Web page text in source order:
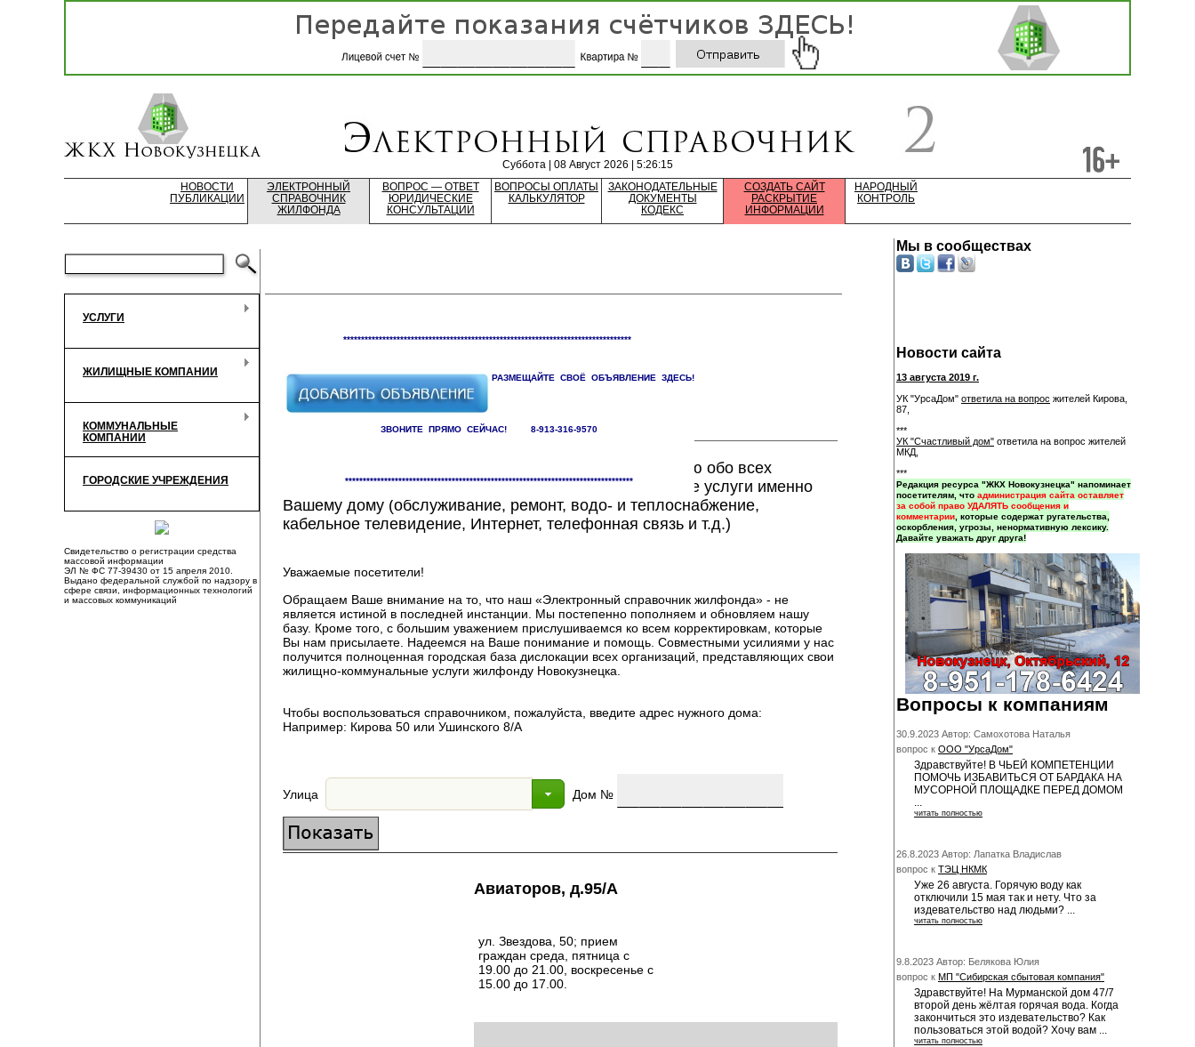
Суббота | 08 Август 2026 | 5:26:15
НОВОСТИ
ПУБЛИКАЦИИ
ЭЛЕКТРОННЫЙ
СПРАВОЧНИК
ЖИЛФОНДА
ВОПРОС — ОТВЕТ
ЮРИДИЧЕСКИЕ
КОНСУЛЬТАЦИИ
ВОПРОСЫ ОПЛАТЫ
КАЛЬКУЛЯТОР
ЗАКОНОДАТЕЛЬНЫЕ
ДОКУМЕНТЫ
КОДЕКС
СОЗДАТЬ САЙТ
РАСКРЫТИЕ
ИНФОРМАЦИИ
НАРОДНЫЙ
КОНТРОЛЬ
УСЛУГИ
ЖИЛИЩНЫЕ КОМПАНИИ
КОММУНАЛЬНЫЕ
КОМПАНИИ
ГОРОДСКИЕ УЧРЕЖДЕНИЯ
Свидетельство о регистрации средства
массовой информации
ЭЛ № ФС 77-39430 от 15 апреля 2010.
Выдано федеральной службой по надзору в
сфере связи, информационных технологий
и массовых коммуникаций
*********************************************************************************
РАЗМЕЩАЙТЕ СВОЁ ОБЪЯВЛЕНИЕ ЗДЕСЬ!
ЗВОНИТЕ ПРЯМО СЕЙЧАС! 8-913-316-9570
*********************************************************************************
Здесь Вы сможете найти исчерпывающую информацию обо всех
компаниях, предоставляющих жилищно-коммунальные услуги именно
Вашему дому (обслуживание, ремонт, водо- и теплоснабжение,
кабельное телевидение, Интернет, телефонная связь и т.д.)
Уважаемые посетители!
Обращаем Ваше внимание на то, что наш «Электронный справочник жилфонда» - не
является истиной в последней инстанции. Мы постепенно пополняем и обновляем нашу
базу. Кроме того, с большим уважением прислушиваемся ко всем корректировкам, которые
Вы нам присылаете. Надеемся на Ваше понимание и помощь. Совместными усилиями у нас
получится полноценная городская база дислокации всех организаций, представляющих свои
жилищно-коммунальные услуги жилфонду Новокузнецка.
Чтобы воспользоваться справочником, пожалуйста, введите адрес нужного дома:
Например: Кирова 50 или Ушинского 8/А
Улица Дом №
Авиаторов, д.95/А
ул. Звездова, 50; прием
граждан среда, пятница с
19.00 до 21.00, воскресенье с
15.00 до 17.00.
Мы в сообществах
Новости сайта
13 августа 2019 г.
УК "УрсаДом" ответила на вопрос жителей Кирова,
87,
***
УК "Счастливый дом" ответила на вопрос жителей
МКД,
***
Редакция ресурса "ЖКХ Новокузнецка" напоминает
посетителям, что администрация сайта оставляет
за собой право УДАЛЯТЬ сообщения и
комментарии , которые содержат ругательства,
оскорбления, угрозы, ненормативную лексику.
Давайте уважать друг друга!
Вопросы к компаниям
30.9.2023 Автор: Самохотова Наталья
вопрос к ООО "УрсаДом"
Здравствуйте! В ЧЬЕЙ КОМПЕТЕНЦИИ
ПОМОЧЬ ИЗБАВИТЬСЯ ОТ БАРДАКА НА
МУСОРНОЙ ПЛОЩАДКЕ ПЕРЕД ДОМОМ
...
читать полностью
26.8.2023 Автор: Лапатка Владислав
вопрос к ТЭЦ НКМК
Уже 26 августа. Горячую воду как
отключили 15 мая так и нету. Что за
издевательство над людьми? ...
читать полностью
9.8.2023 Автор: Белякова Юлия
вопрос к МП "Сибирская сбытовая компания"
Здравствуйте! На Мурманской дом 47/7
второй день жёлтая горячая вода. Когда
закончиться это издевательство? Как
пользоваться этой водой? Хочу вам ...
читать полностью